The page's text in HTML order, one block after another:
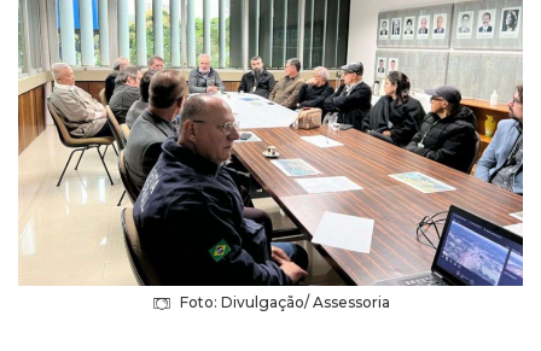
Foto: Divulgação/ Assessoria